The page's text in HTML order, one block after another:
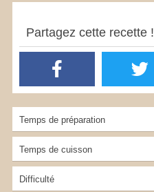
Partagez cette recette !
Temps de préparation
Temps de cuisson
Difficulté